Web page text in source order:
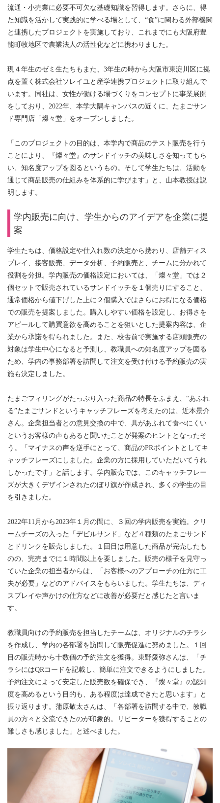
流通・小売業に必要不可欠な基礎知識を習得します。さらに、得
た知識を活かして実践的に学べる場として、“食”に関わる外部機関
と連携したプロジェクトを実施しており、これまでにも大阪府豊
能町牧地区で農業法人の活性化などに携わりました。
現４年生のゼミ生たちもまた、3年生の時から大阪市東淀川区に拠
点を置く株式会社ソレイユと産学連携プロジェクトに取り組んで
います。同社は、女性が働ける場づくりをコンセプトに事業展開
をしており、2022年、本学大隅キャンパスの近くに、たまごサン
ド専門店「燦々堂」をオープンしました。
「このプロジェクトの目的は、本学内で商品のテスト販売を行う
ことにより、『燦々堂』のサンドイッチの美味しさを知ってもら
い、知名度アップを図るというもの。そして学生たちは、活動を
通じて商品販売の仕組みを体系的に学びます」と、山本教授は説
明します。
学内販売に向け、学生からのアイデアを企業に提
案
学生たちは、価格設定や仕入れ数の決定から携わり、店舗ディス
プレイ、接客販売、データ分析、予約販売と、チームに分かれて
役割を分担。学内販売の価格設定においては、「燦々堂」では２
個セットで販売されているサンドイッチを１個売りにすること、
通常価格から値下げした上に２個購入ではさらにお得になる価格
での販売を提案しました。購入しやすい価格を設定し、お得さを
アピールして購買意欲を高めることを狙いとした提案内容は、企
業から承諾を得られました。また、校舎前で実施する店頭販売の
対象は学生中心になると予測し、教職員への知名度アップを図る
ため、学内の事務部署を訪問して注文を受け付ける予約販売の実
施も決定しました。
たまごフィリングがたっぷり入った商品の特長をふまえ、“あふれ
る”たまごサンドというキャッチフレーズを考えたのは、近本景介
さん。企業担当者との意見交換の中で、具があふれて食べにくい
というお客様の声もあると聞いたことが発案のヒントとなったそ
う。「マイナスの声を逆手にとって、商品のPRポイントとしてキ
ャッチフレーズにしました。企業の方に採用していただいてうれ
しかったです」と話します。学内販売では、このキャッチフレー
ズが大きくデザインされたのぼり旗が作成され、多くの学生の目
を引きました。
2022年11月から2023年１月の間に、３回の学内販売を実施。クリ
ームチーズの入った「デビルサンド」など４種類のたまごサンド
とドリンクを販売しました。１回目は用意した商品が完売したも
のの、完売までに１時間以上を要しました。販売の様子を見守っ
ていた企業の担当者からは、「お客様へのアプローチの仕方に工
夫が必要」などのアドバイスをもらいました。学生たちは、ディ
スプレイや声かけの仕方などに改善が必要だと感じたと言いま
す。
教職員向けの予約販売を担当したチームは、オリジナルのチラシ
を作成し、学内の各部署を訪問して販売促進に努めました。１回
目の販売時から十数個の予約注文を獲得。東野愛弥さんは、「チ
ラシにはQRコードを記載し、簡単に注文できるようにしました。
予約注文によって安定した販売数を確保でき、『燦々堂』の認知
度を高めるという目的も、ある程度は達成できたと思います」と
振り返ります。蒲原敬太さんは、「各部署を訪問する中で、教職
員の方々と交流できたのが印象的。リピーターを獲得することの
難しさも感じました」と述べました。